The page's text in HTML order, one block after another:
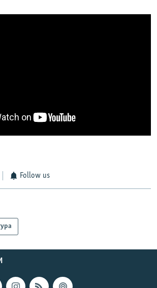
Follow us